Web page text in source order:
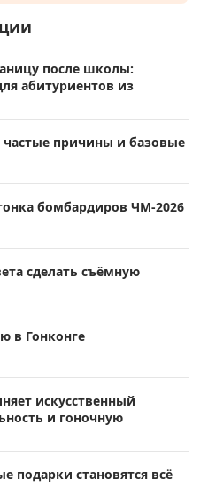
после школы:
абитуриентов из
частые причины и базовые
бомбардиров ЧМ-2026
сделать съёмную
в Гонконге
искусственный
и гоночную
подарки становятся всё